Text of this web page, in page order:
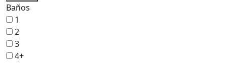
Baños
1
2
3
4+